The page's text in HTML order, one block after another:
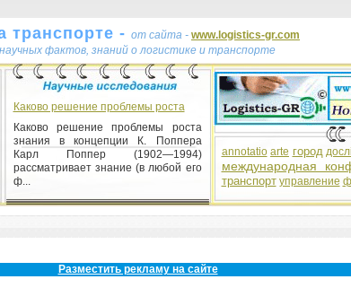
транспорте - от сайта - www.logistics-gr.com
фактов, знаний о логистике и транспорте
Каково решение проблемы роста
Каково решение проблемы роста
знания в концепции К. Поппера
Карл Поппер (1902—1994)
рассматривает знание (в любой его
ф...
annotatio arte город
международная
транспорт управление
Разместить рекламу на сайте